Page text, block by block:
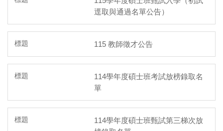
逕取與通過名單公告）
115 教師徵才公告
114學年度碩士班考試放榜錄取名
單
114學年度碩士班甄試第三梯次放